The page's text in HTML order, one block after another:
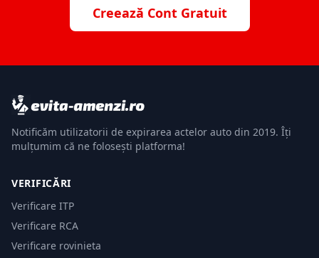
Creează Cont Gratuit
Notificăm utilizatorii de expirarea actelor auto din 2019. Îți
mulțumim că ne folosești platforma!
VERIFICĂRI
Verificare ITP
Verificare RCA
Verificare rovinieta